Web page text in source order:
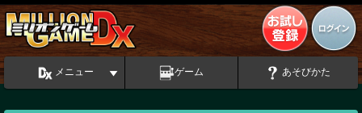
メニュー ゲーム あそびかた